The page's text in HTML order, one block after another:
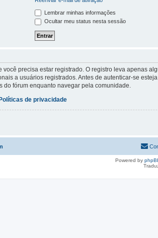
Lembrar minhas informações
Ocultar meu status nesta sessão
você precisa estar registrado. O registro leva apenas
a usuários registrados. Antes de autenticar-se
do fórum enquanto navegar pela comunidade.
Políticas de privacidade
Powered by